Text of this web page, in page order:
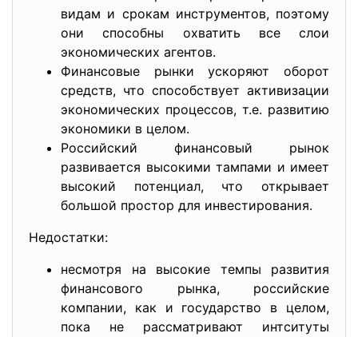
видам и срокам инструментов, поэтому
они способны охватить все слои
экономических агентов.
Финансовые рынки ускоряют оборот
средств, что способствует активизации
экономических процессов, т.е. развитию
экономики в целом.
Российский финансовый рынок
развивается высокими тампами и имеет
высокий потенциал, что открывает
большой простор для инвестирования.
Недостатки:
несмотря на высокие темпы развития
финансового рынка, российские
компании, как и государство в целом,
пока не рассматривают интситуты